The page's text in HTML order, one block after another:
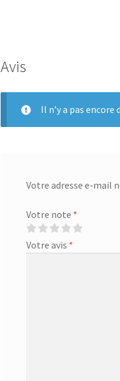
Avis
Il n’y a pas encore
Votre adresse e-mail
Votre note *
Votre avis *